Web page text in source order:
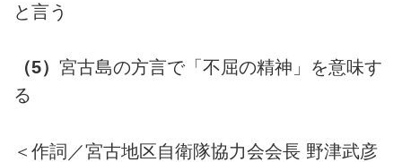
と言う
（5） 宮古島の方言で「不屈の精神」を意味す
る
＜作詞／宮古地区自衛隊協力会会長 野津武彦